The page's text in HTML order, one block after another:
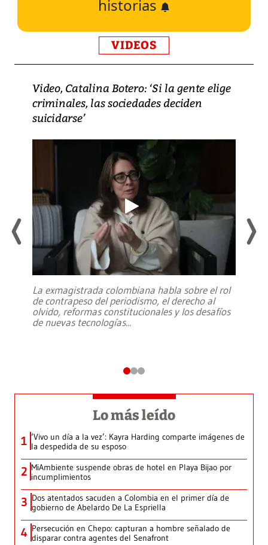
historias
VIDEOS
Video, Catalina Botero: ‘Si la gente elige
criminales, las sociedades deciden
suicidarse’
La exmagistrada colombiana habla sobre el rol
de contrapeso del periodismo, el derecho al
olvido, reformas constitucionales y los desafíos
de nuevas tecnologías...
Lo más leído
1 ‘Vivo un día a la vez’: Kayra Harding comparte imágenes de
la despedida de su esposo
2 MiAmbiente suspende obras de hotel en Playa Bijao por
incumplimientos
3 Dos atentados sacuden a Colombia en el primer día de
gobierno de Abelardo De La Espriella
4 Persecución en Chepo: capturan a hombre señalado de
disparar contra agentes del Senafront